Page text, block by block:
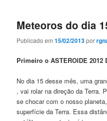
Meteoros do dia
Publicado em15/02/2013por
Primeiro o ASTEROIDE 2012
No dia 15 desse mês, uma
, vai rolar na direção da Terra.
se chocar com o nosso
superfície da Terra. Essa